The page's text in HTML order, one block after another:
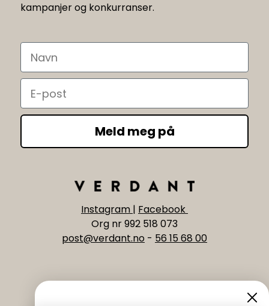
kampanjer og konkurranser.
Navn
Email
Meld meg på
Instagram | Facebook
Org nr 992 518 073
post@verdant.no - 56 15 68 00